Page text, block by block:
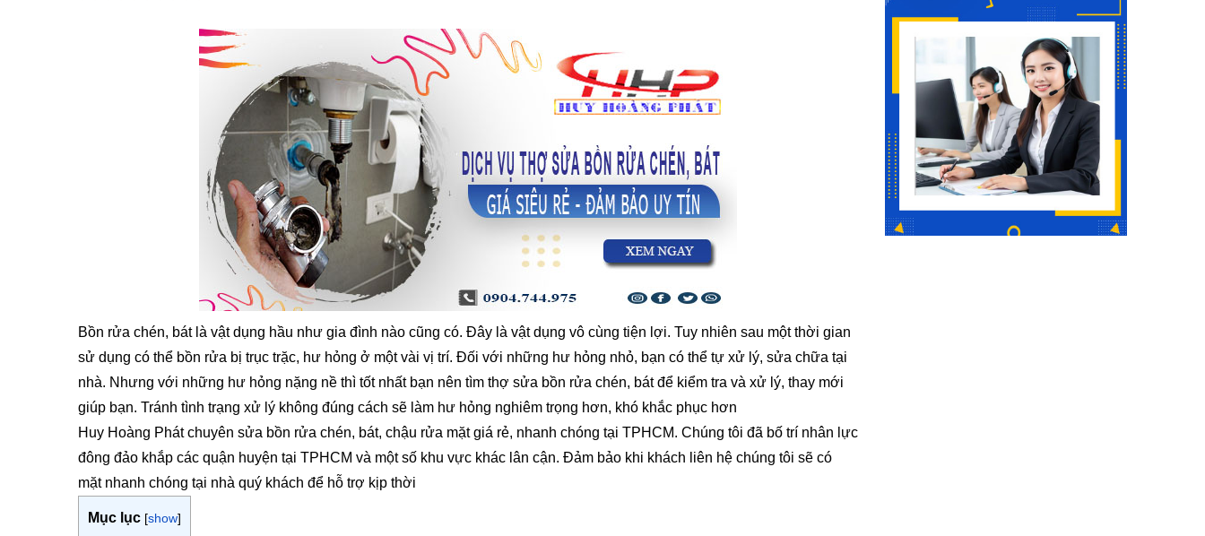
Bồn rửa chén, bát là vật dụng hầu như gia đình nào cũng có. Đây là vật dụng vô cùng tiện lợi. Tuy nhiên sau một thời gian
sử dụng có thể bồn rửa bị trục trặc, hư hỏng ở một vài vị trí. Đối với những hư hỏng nhỏ, bạn có thể tự xử lý, sửa chữa tại
nhà. Nhưng với những hư hỏng nặng nề thì tốt nhất bạn nên tìm thợ sửa bồn rửa chén, bát để kiểm tra và xử lý, thay mới
giúp bạn. Tránh tình trạng xử lý không đúng cách sẽ làm hư hỏng nghiêm trọng hơn, khó khắc phục hơn
Huy Hoàng Phát chuyên sửa bồn rửa chén, bát, chậu rửa mặt giá rẻ, nhanh chóng tại TPHCM. Chúng tôi đã bố trí nhân lực
đông đảo khắp các quận huyện tại TPHCM và một số khu vực khác lân cận. Đảm bảo khi khách liên hệ chúng tôi sẽ có
mặt nhanh chóng tại nhà quý khách để hỗ trợ kịp thời
Mục lục [show]